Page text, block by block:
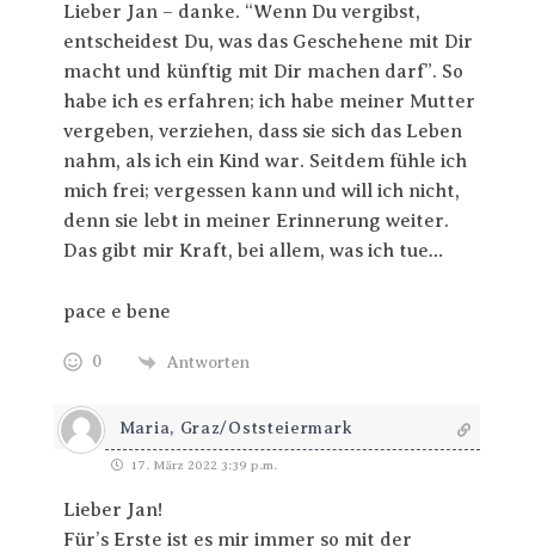
Lieber Jan – danke. “Wenn Du vergibst,
entscheidest Du, was das Geschehene mit Dir
macht und künftig mit Dir machen darf”. So
habe ich es erfahren; ich habe meiner Mutter
vergeben, verziehen, dass sie sich das Leben
nahm, als ich ein Kind war. Seitdem fühle ich
mich frei; vergessen kann und will ich nicht,
denn sie lebt in meiner Erinnerung weiter.
Das gibt mir Kraft, bei allem, was ich tue…
pace e bene
0 Antworten
Maria, Graz/Oststeiermark
17. März 2022 3:39 p.m.
Lieber Jan!
Für’s Erste ist es mir immer so mit der